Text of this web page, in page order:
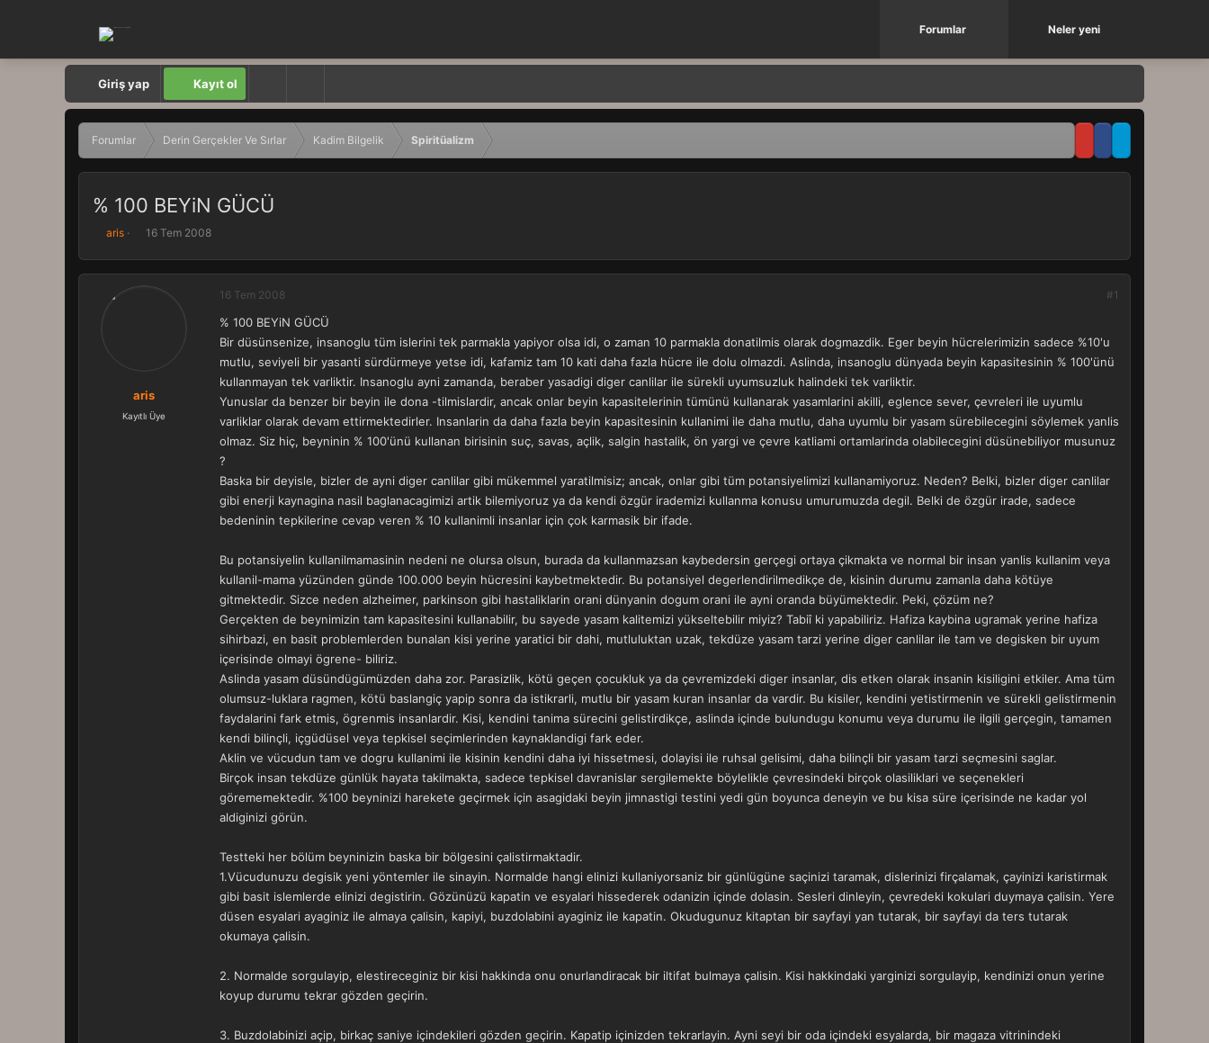
Forumlar Neler yeni
Giriş yap Kayıt ol
Forumlar Derin Gerçekler Ve Sırlar Kadim Bilgelik Spiritüalizm
% 100 BEYiN GÜCÜ
K
n
y
b
aris
B
ş
a
16 Tem 2008
aris
Kayıtlı Üye
16 Tem 2008 #1
% 100 BEYiN GÜCÜ
Bir düsünsenize, insanoglu tüm islerini tek parmakla yapiyor olsa idi, o zaman 10 parmakla donatilmis olarak dogmazdik. Eger beyin hücrelerimizin sadece %10'u
mutlu, seviyeli bir yasanti sürdürmeye yetse idi, kafamiz tam 10 kati daha fazla hücre ile dolu olmazdi. Aslinda, insanoglu dünyada beyin kapasitesinin % 100'ünü
kullanmayan tek varliktir. Insanoglu ayni zamanda, beraber yasadigi diger canlilar ile sürekli uyumsuzluk halindeki tek varliktir.
Yunuslar da benzer bir beyin ile dona -tilmislardir, ancak onlar beyin kapasitelerinin tümünü kullanarak yasamlarini akilli, eglence sever, çevreleri ile uyumlu
varliklar olarak devam ettirmektedirler. Insanlarin da daha fazla beyin kapasitesinin kullanimi ile daha mutlu, daha uyumlu bir yasam sürebilecegini söylemek yanlis
olmaz. Siz hiç, beyninin % 100'ünü kullanan birisinin suç, savas, açlik, salgin hastalik, ön yargi ve çevre katliami ortamlarinda olabilecegini düsünebiliyor musunuz
?
Baska bir deyisle, bizler de ayni diger canlilar gibi mükemmel yaratilmisiz; ancak, onlar gibi tüm potansiyelimizi kullanamiyoruz. Neden? Belki, bizler diger canlilar
gibi enerji kaynagina nasil baglanacagimizi artik bilemiyoruz ya da kendi özgür irademizi kullanma konusu umurumuzda degil. Belki de özgür irade, sadece
bedeninin tepkilerine cevap veren % 10 kullanimli insanlar için çok karmasik bir ifade.
Bu potansiyelin kullanilmamasinin nedeni ne olursa olsun, burada da kullanmazsan kaybedersin gerçegi ortaya çikmakta ve normal bir insan yanlis kullanim veya
kullanil-mama yüzünden günde 100.000 beyin hücresini kaybetmektedir. Bu potansiyel degerlendirilmedikçe de, kisinin durumu zamanla daha kötüye
gitmektedir. Sizce neden alzheimer, parkinson gibi hastaliklarin orani dünyanin dogum orani ile ayni oranda büyümektedir. Peki, çözüm ne?
Gerçekten de beynimizin tam kapasitesini kullanabilir, bu sayede yasam kalitemizi yükseltebilir miyiz? Tabiî ki yapabiliriz. Hafiza kaybina ugramak yerine hafiza
sihirbazi, en basit problemlerden bunalan kisi yerine yaratici bir dahi, mutluluktan uzak, tekdüze yasam tarzi yerine diger canlilar ile tam ve degisken bir uyum
içerisinde olmayi ögrene- biliriz.
Aslinda yasam düsündügümüzden daha zor. Parasizlik, kötü geçen çocukluk ya da çevremizdeki diger insanlar, dis etken olarak insanin kisiligini etkiler. Ama tüm
olumsuz-luklara ragmen, kötü baslangiç yapip sonra da istikrarli, mutlu bir yasam kuran insanlar da vardir. Bu kisiler, kendini yetistirmenin ve sürekli gelistirmenin
faydalarini fark etmis, ögrenmis insanlardir. Kisi, kendini tanima sürecini gelistirdikçe, aslinda içinde bulundugu konumu veya durumu ile ilgili gerçegin, tamamen
kendi bilinçli, içgüdüsel veya tepkisel seçimlerinden kaynaklandigi fark eder.
Aklin ve vücudun tam ve dogru kullanimi ile kisinin kendini daha iyi hissetmesi, dolayisi ile ruhsal gelisimi, daha bilinçli bir yasam tarzi seçmesini saglar.
Birçok insan tekdüze günlük hayata takilmakta, sadece tepkisel davranislar sergilemekte böylelikle çevresindeki birçok olasiliklari ve seçenekleri
görememektedir. %100 beyninizi harekete geçirmek için asagidaki beyin jimnastigi testini yedi gün boyunca deneyin ve bu kisa süre içerisinde ne kadar yol
aldiginizi görün.
Testteki her bölüm beyninizin baska bir bölgesini çalistirmaktadir.
1.Vücudunuzu degisik yeni yöntemler ile sinayin. Normalde hangi elinizi kullaniyorsaniz bir günlügüne saçinizi taramak, dislerinizi firçalamak, çayinizi karistirmak
gibi basit islemlerde elinizi degistirin. Gözünüzü kapatin ve esyalari hissederek odanizin içinde dolasin. Sesleri dinleyin, çevredeki kokulari duymaya çalisin. Yere
düsen esyalari ayaginiz ile almaya çalisin, kapiyi, buzdolabini ayaginiz ile kapatin. Okudugunuz kitaptan bir sayfayi yan tutarak, bir sayfayi da ters tutarak
okumaya çalisin.
2. Normalde sorgulayip, elestireceginiz bir kisi hakkinda onu onurlandiracak bir iltifat bulmaya çalisin. Kisi hakkindaki yarginizi sorgulayip, kendinizi onun yerine
koyup durumu tekrar gözden geçirin.
3. Buzdolabinizi açip, birkaç saniye içindekileri gözden geçirin. Kapatip içinizden tekrarlayin. Ayni seyi bir oda içindeki esyalarda, bir magaza vitrinindeki